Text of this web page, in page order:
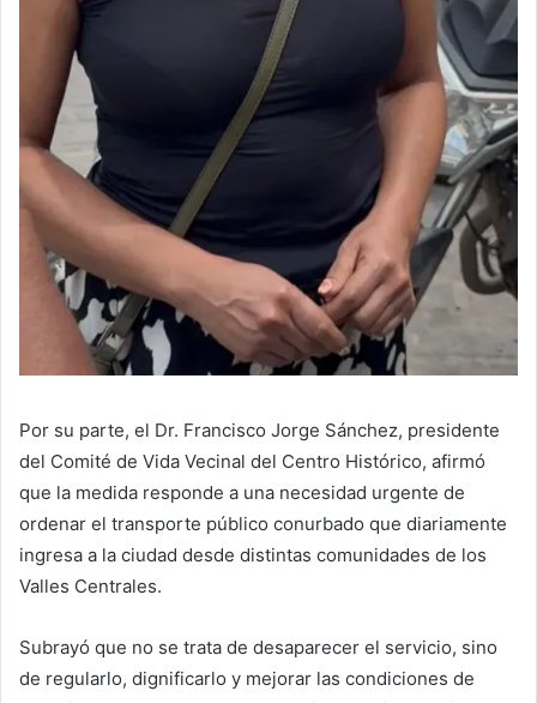
Por su parte, el Dr. Francisco Jorge Sánchez, presidente
del Comité de Vida Vecinal del Centro Histórico, afirmó
que la medida responde a una necesidad urgente de
ordenar el transporte público conurbado que diariamente
ingresa a la ciudad desde distintas comunidades de los
Valles Centrales.
Subrayó que no se trata de desaparecer el servicio, sino
de regularlo, dignificarlo y mejorar las condiciones de